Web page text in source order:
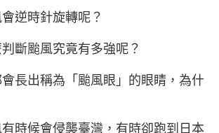
逆時針旋轉呢？
斷颱風究竟有多強呢？
長出稱為「颱風眼」的眼睛，為什
時候會侵襲臺灣，有時卻跑到日本